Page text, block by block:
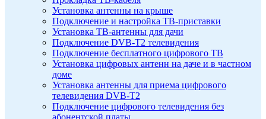
Установка антенны на крыше
Подключение и настройка ТВ-приставки
Установка ТВ-антенны для дачи
Подключение DVB-T2 телевидения
Подключение бесплатного цифрового ТВ
Установка цифровых антенн на даче и в частном
доме
Установка антенны для приема цифрового
телевидения DVB-T2
Подключение цифрового телевидения без
абонентской платы